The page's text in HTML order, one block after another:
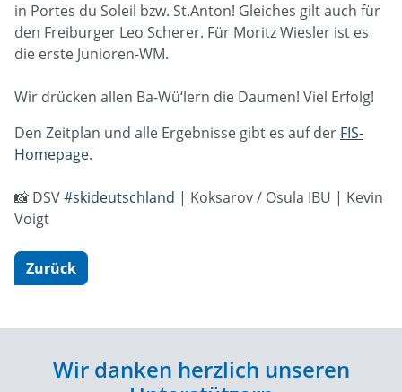
in Portes du Soleil bzw. St.Anton! Gleiches gilt auch für
den Freiburger Leo Scherer. Für Moritz Wiesler ist es
die erste Junioren-WM.
Wir drücken allen Ba-Wü‘lern die Daumen! Viel Erfolg!
Den Zeitplan und alle Ergebnisse gibt es auf der FIS-
Homepage.
📸 DSV#skideutschland | Koksarov / Osula IBU | Kevin
Voigt
Zurück
Wir danken herzlich unseren